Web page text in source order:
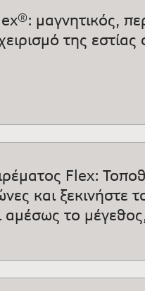
μαγνητικός,
της εστίας
Flex:
και ξεκινήστε
αμέσως το